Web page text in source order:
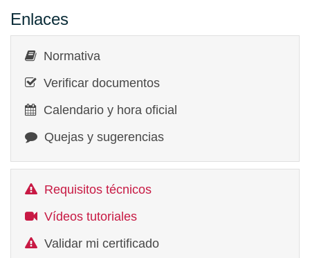
Enlaces
Normativa
Verificar documentos
Calendario y hora oficial
Quejas y sugerencias
Requisitos técnicos
Vídeos tutoriales
Validar mi certificado